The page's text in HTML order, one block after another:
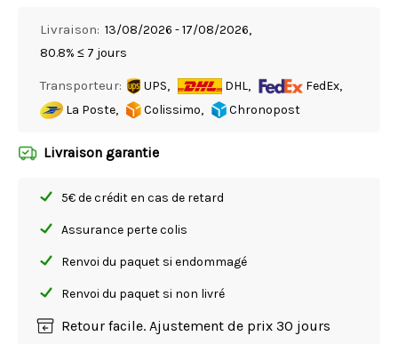
Livraison: 13/08/2026 - 17/08/2026,
80.8% ≤ 7 jours
Transporteur: UPS, DHL,
FedEx,
La Poste,
Colissimo, Chronopost
Livraison garantie
5€ de crédit en cas de retard
Assurance perte colis
Renvoi du paquet si endommagé
Renvoi du paquet si non livré
Retour facile. Ajustement de prix 30 jours